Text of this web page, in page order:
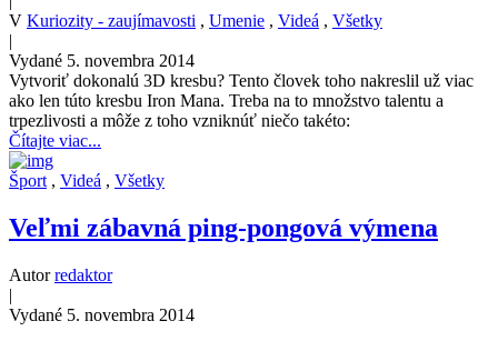
V Kuriozity - zaujímavosti , Umenie , Videá , Všetky
|
Vydané 5. novembra 2014
Vytvoriť dokonalú 3D kresbu? Tento človek toho nakreslil už viac
ako len túto kresbu Iron Mana. Treba na to množstvo talentu a
trpezlivosti a môže z toho vzniknúť niečo takéto:
Čítajte viac...
Šport , Videá , Všetky
Veľmi zábavná ping-pongová výmena
Autorredaktor
|
Vydané 5. novembra 2014